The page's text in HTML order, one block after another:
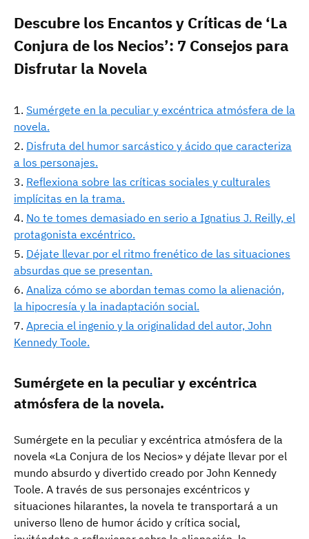
Descubre los Encantos y Críticas de ‘La
Conjura de los Necios’: 7 Consejos para
Disfrutar la Novela
Sumérgete en la peculiar y excéntrica atmósfera de la
novela.
Disfruta del humor sarcástico y ácido que caracteriza
a los personajes.
Reflexiona sobre las críticas sociales y culturales
implícitas en la trama.
No te tomes demasiado en serio a Ignatius J. Reilly, el
protagonista excéntrico.
Déjate llevar por el ritmo frenético de las situaciones
absurdas que se presentan.
Analiza cómo se abordan temas como la alienación,
la hipocresía y la inadaptación social.
Aprecia el ingenio y la originalidad del autor, John
Kennedy Toole.
Sumérgete en la peculiar y excéntrica
atmósfera de la novela.
Sumérgete en la peculiar y excéntrica atmósfera de la
novela «La Conjura de los Necios» y déjate llevar por el
mundo absurdo y divertido creado por John Kennedy
Toole. A través de sus personajes excéntricos y
situaciones hilarantes, la novela te transportará a un
universo lleno de humor ácido y crítica social,